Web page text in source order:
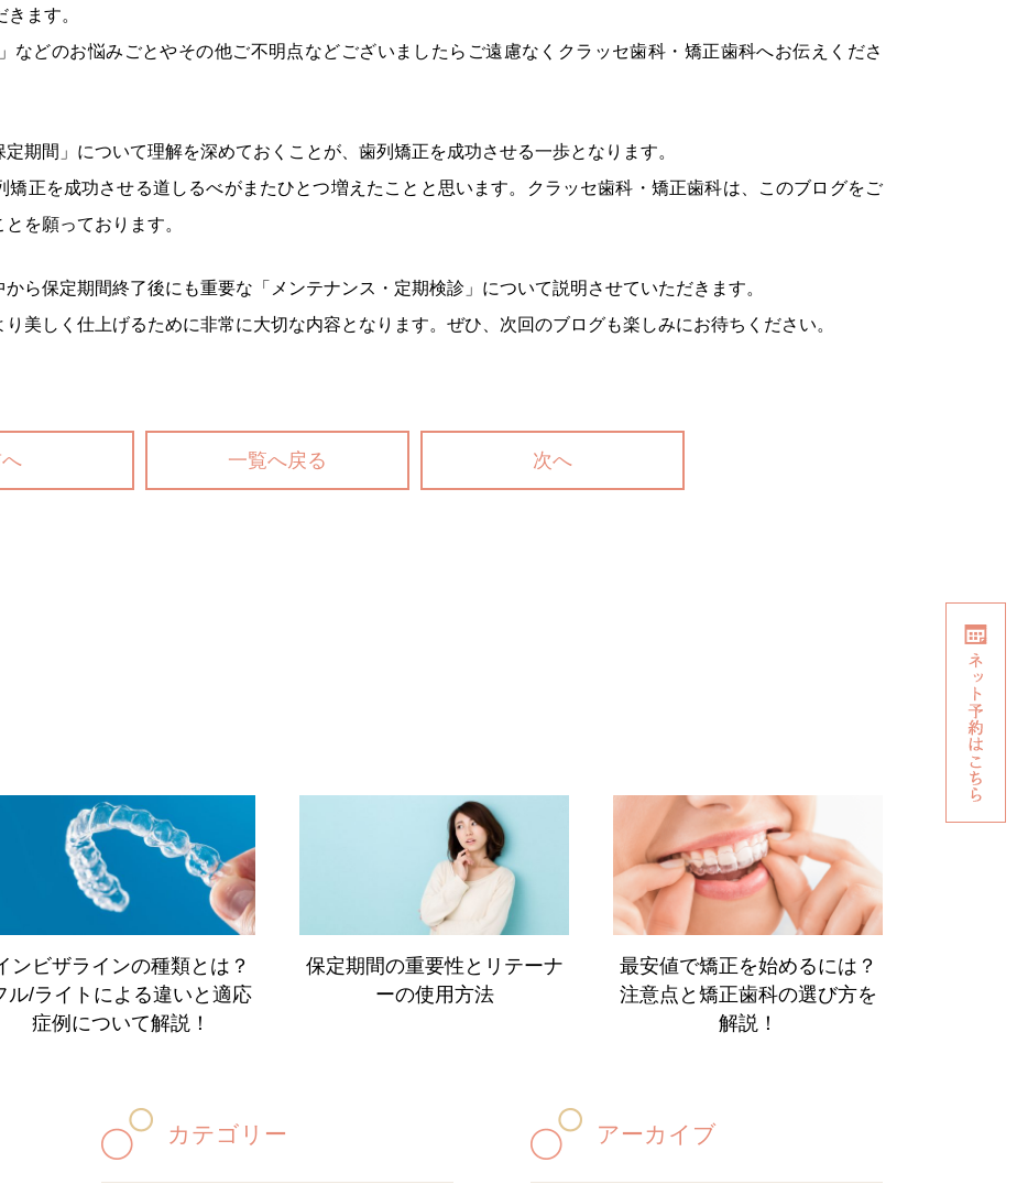
ます。
などのお悩みごとやその他ご不明点などございましたらご遠慮なくクラッセ歯科・矯正歯科へお伝えくださ
期間」について理解を深めておくことが、歯列矯正を成功させる一歩となります。
正を成功させる道しるべがまたひとつ増えたことと思います。クラッセ歯科・矯正歯科は、このブログをご
を願っております。
ら保定期間終了後にも重要な「メンテナンス・定期検診」について説明させていただきます。
美しく仕上げるために非常に大切な内容となります。ぜひ、次回のブログも楽しみにお待ちください。
一覧へ戻る 次へ
ンビザラインの種類とは？
ル/ライトによる違いと適応
症例について解説！
保定期間の重要性とリテーナ
ーの使用方法
最安値で矯正を始めるには？
注意点と矯正歯科の選び方を
解説！
カテゴリー アーカイブ